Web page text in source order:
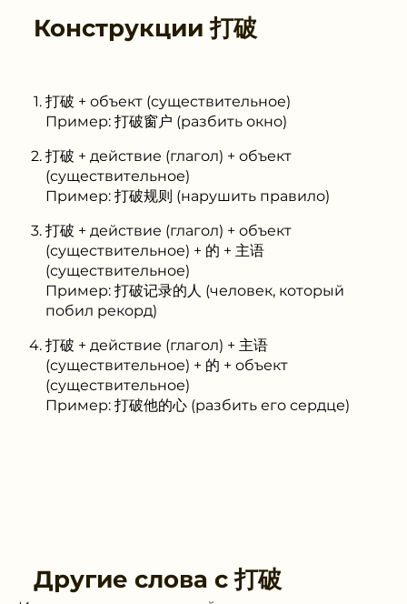
Конструкции打破
打破 + объект (существительное)
Пример: 打破窗户 (разбить окно)
打破 + действие (глагол) + объект
(существительное)
Пример: 打破规则 (нарушить правило)
打破 + действие (глагол) + объект
(существительное) + 的 + 主语
(существительное)
Пример: 打破记录的人 (человек, который
побил рекорд)
打破 + действие (глагол) + 主语
(существительное) + 的 + объект
(существительное)
Пример: 打破他的心 (разбить его сердце)
Другие слова с打破